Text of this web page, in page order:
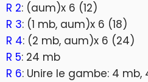
R 2: (aum)x 6 (12)
R 3: (1 mb, aum)x 6 (18)
R 4: (2 mb, aum)x 6 (24)
R 5: 24 mb
R 6: Unire le gambe: 4